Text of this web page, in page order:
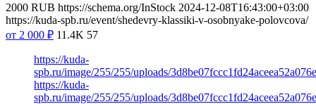
2000 RUB https://schema.org/InStock 2024-12-08T16:43:00+03:00
https://kuda-spb.ru/event/shedevry-klassiki-v-osobnyake-polovcova/
от 2 000 ₽ 11.4K 57
https://kuda-
spb.ru/image/255/255/uploads/
https://kuda-
spb.ru/image/255/255/uploads/